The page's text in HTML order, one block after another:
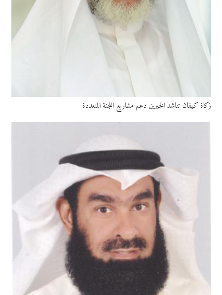
زكاة كيفان تناشد الخيرين دعم مشاريع اللجنة المتعددة